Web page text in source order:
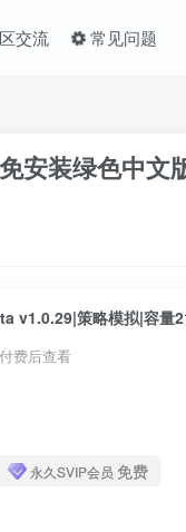
交流 常见问题
安装绿色中文
v1.0.29|策略模拟|容量
费后查看
永久SVIP会员 免费